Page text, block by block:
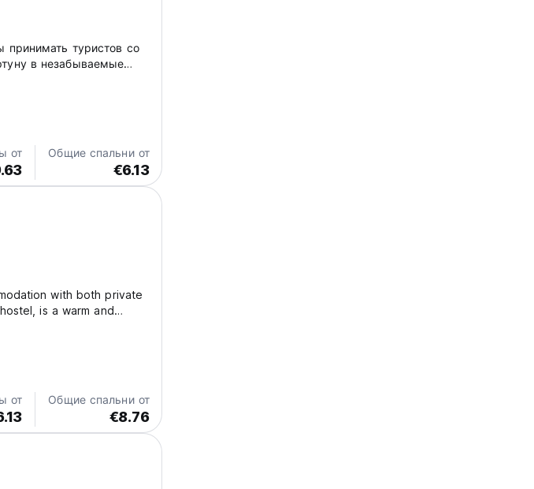
принимать туристов со
в незабываемые
от Общие спальни от
€6.13
with both private
is a warm and
friendly smile, he greets
от Общие спальни от
€8.76